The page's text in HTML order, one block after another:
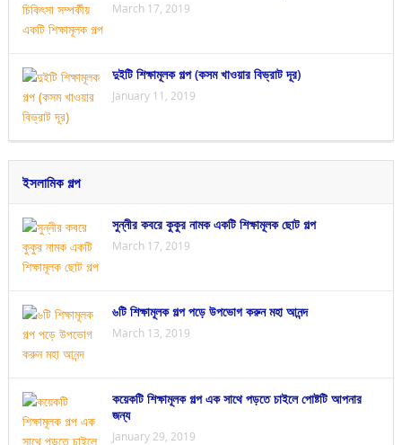
March 17, 2019
দুইটি শিক্ষামূলক গল্প (কসম খাওয়ার বিভ্রাট দূর)
January 11, 2019
ইসলামিক গল্প
সুন্নীর কবরে কুকুর নামক একটি শিক্ষামূলক ছোট গল্প
March 17, 2019
৬টি শিক্ষামূলক গল্প পড়ে উপভোগ করুন মহা আনন্দ
March 13, 2019
কয়েকটি শিক্ষামূলক গল্প এক সাথে পড়তে চাইলে পোষ্টটি আপনার
জন্য
January 29, 2019